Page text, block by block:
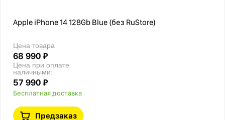
Apple iPhone 14 128Gb Blue (без RuStore)
Цена товара
68 990 ₽
Цена при оплате
наличными:
57 990 ₽
Бесплатная доставка
Предзаказ